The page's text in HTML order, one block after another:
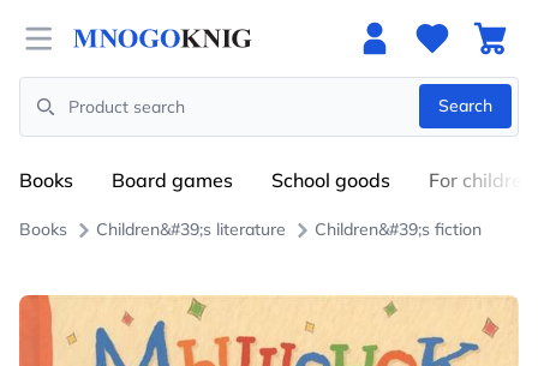
Open menu
Search
Search
Books Board games School goods For children
Books Children&#39;s literature Children&#39;s fiction